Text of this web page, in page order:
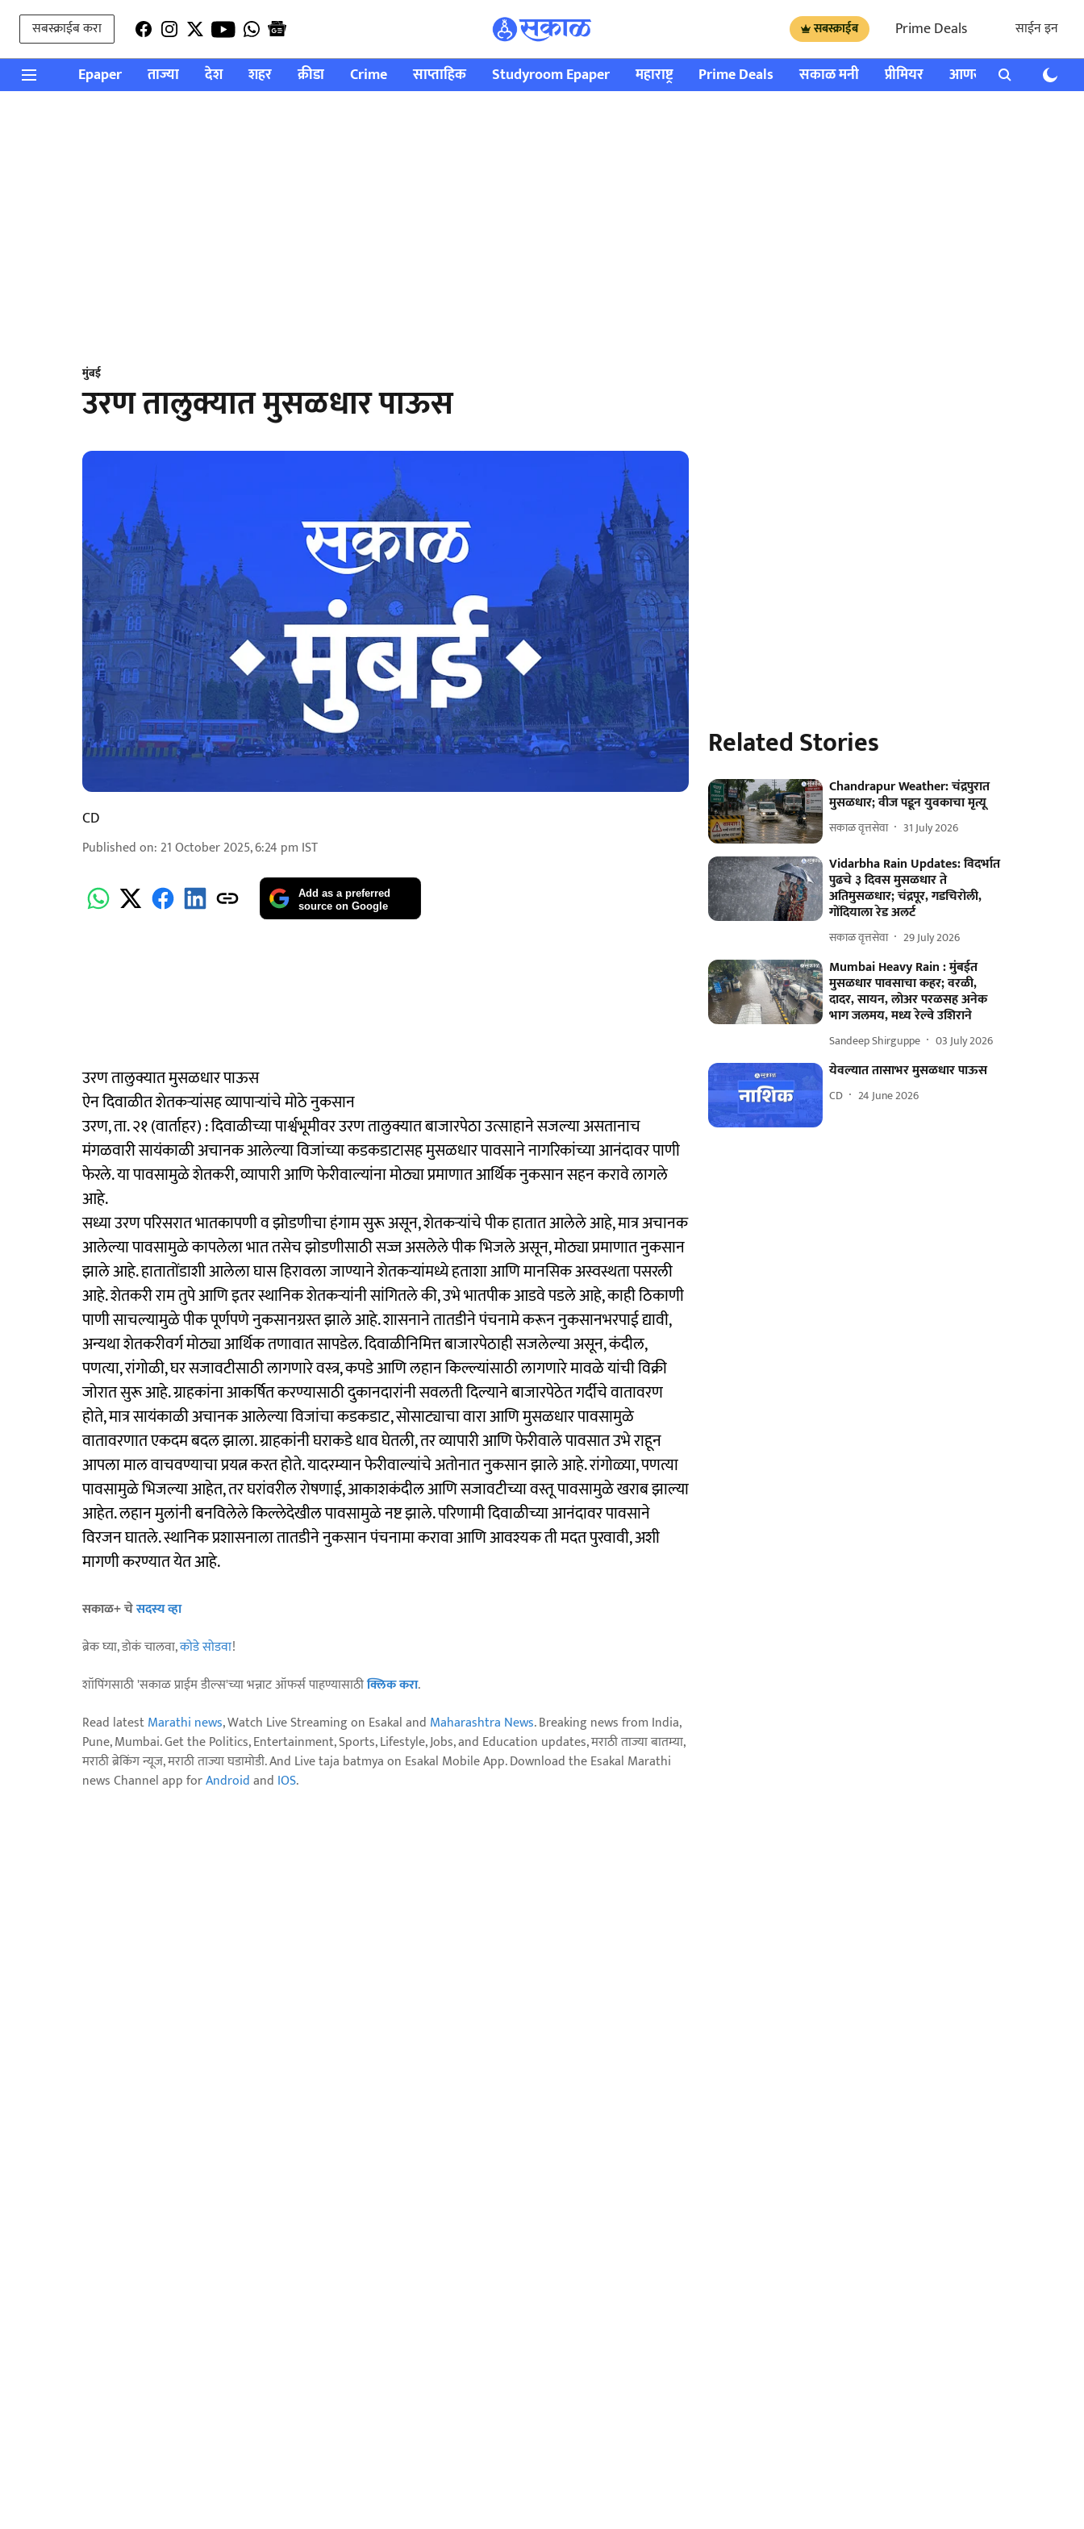
सबस्क्राईब करा सबस्क्राईब Prime Deals साईन इन
Epaper ताज्या देश शहर क्रीडा Crime साप्ताहिक Studyroom Epaper महाराष्ट्र Prime Deals सकाळ मनी प्रीमियर आणखी राशी भविष्य
मुंबई
उरण तालुक्यात मुसळधार पाऊस
CD
Published on: 21 October 2025, 6:24 pm IST
Add as a preferred
source on Google
उरण तालुक्यात मुसळधार पाऊस
ऐन दिवाळीत शेतकऱ्यांसह व्यापाऱ्यांचे मोठे नुकसान
उरण, ता. २१ (वार्ताहर) : दिवाळीच्या पार्श्वभूमीवर उरण तालुक्यात बाजारपेठा उत्साहाने सजल्या असतानाच
मंगळवारी सायंकाळी अचानक आलेल्या विजांच्या कडकडाटासह मुसळधार पावसाने नागरिकांच्या आनंदावर पाणी
फेरले. या पावसामुळे शेतकरी, व्यापारी आणि फेरीवाल्यांना मोठ्या प्रमाणात आर्थिक नुकसान सहन करावे लागले
आहे.
सध्या उरण परिसरात भातकापणी व झोडणीचा हंगाम सुरू असून, शेतकऱ्यांचे पीक हातात आलेले आहे, मात्र अचानक
आलेल्या पावसामुळे कापलेला भात तसेच झोडणीसाठी सज्ज असलेले पीक भिजले असून, मोठ्या प्रमाणात नुकसान
झाले आहे. हातातोंडाशी आलेला घास हिरावला जाण्याने शेतकऱ्यांमध्ये हताशा आणि मानसिक अस्वस्थता पसरली
आहे. शेतकरी राम तुपे आणि इतर स्थानिक शेतकऱ्यांनी सांगितले की, उभे भातपीक आडवे पडले आहे, काही ठिकाणी
पाणी साचल्यामुळे पीक पूर्णपणे नुकसानग्रस्त झाले आहे. शासनाने तातडीने पंचनामे करून नुकसानभरपाई द्यावी,
अन्यथा शेतकरीवर्ग मोठ्या आर्थिक तणावात सापडेल. दिवाळीनिमित्त बाजारपेठाही सजलेल्या असून, कंदील,
पणत्या, रांगोळी, घर सजावटीसाठी लागणारे वस्त्र, कपडे आणि लहान किल्ल्यांसाठी लागणारे मावळे यांची विक्री
जोरात सुरू आहे. ग्राहकांना आकर्षित करण्यासाठी दुकानदारांनी सवलती दिल्याने बाजारपेठेत गर्दीचे वातावरण
होते, मात्र सायंकाळी अचानक आलेल्या विजांचा कडकडाट, सोसाट्याचा वारा आणि मुसळधार पावसामुळे
वातावरणात एकदम बदल झाला. ग्राहकांनी घराकडे धाव घेतली, तर व्यापारी आणि फेरीवाले पावसात उभे राहून
आपला माल वाचवण्याचा प्रयत्न करत होते. यादरम्यान फेरीवाल्यांचे अतोनात नुकसान झाले आहे. रांगोळ्या, पणत्या
पावसामुळे भिजल्या आहेत, तर घरांवरील रोषणाई, आकाशकंदील आणि सजावटीच्या वस्तू पावसामुळे खराब झाल्या
आहेत. लहान मुलांनी बनविलेले किल्लेदेखील पावसामुळे नष्ट झाले. परिणामी दिवाळीच्या आनंदावर पावसाने
विरजन घातले. स्थानिक प्रशासनाला तातडीने नुकसान पंचनामा करावा आणि आवश्यक ती मदत पुरवावी, अशी
मागणी करण्यात येत आहे.
सकाळ+ चेसदस्य व्हा
ब्रेक घ्या, डोकं चालवा,कोडे सोडवा!
शॉपिंगसाठी 'सकाळ प्राईम डील्स'च्या भन्नाट ऑफर्स पाहण्यासाठीक्लिक करा.
Read latestMarathi news, Watch Live Streaming on Esakal and Maharashtra News. Breaking news from India,
Pune, Mumbai. Get the Politics, Entertainment, Sports, Lifestyle, Jobs, and Education updates, मराठी ताज्या बातम्या,
मराठी ब्रेकिंग न्यूज, मराठी ताज्या घडामोडी. And Live taja batmya on Esakal Mobile App. Download the Esakal Marathi
news Channel app forAndroidand IOS.
Related Stories
Chandrapur Weather: चंद्रपुरात
मुसळधार; वीज पडून युवकाचा मृत्यू
सकाळ वृत्तसेवा 31 July 2026
Vidarbha Rain Updates: विदर्भात
पुढचे ३ दिवस मुसळधार ते
अतिमुसळधार; चंद्रपूर, गडचिरोली,
गोंदियाला रेड अलर्ट
सकाळ वृत्तसेवा 29 July 2026
Mumbai Heavy Rain : मुंबईत
मुसळधार पावसाचा कहर; वरळी,
दादर, सायन, लोअर परळसह अनेक
भाग जलमय, मध्य रेल्वे उशिराने
Sandeep Shirguppe 03 July 2026
येवल्यात तासाभर मुसळधार पाऊस
CD 24 June 2026